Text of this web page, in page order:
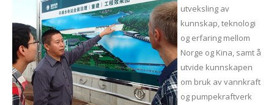
utveksling av
kunnskap, teknologi
og erfaring mellom
Norge og Kina, samt å
utvide kunnskapen
om bruk av vannkraft
og pumpekraftverk